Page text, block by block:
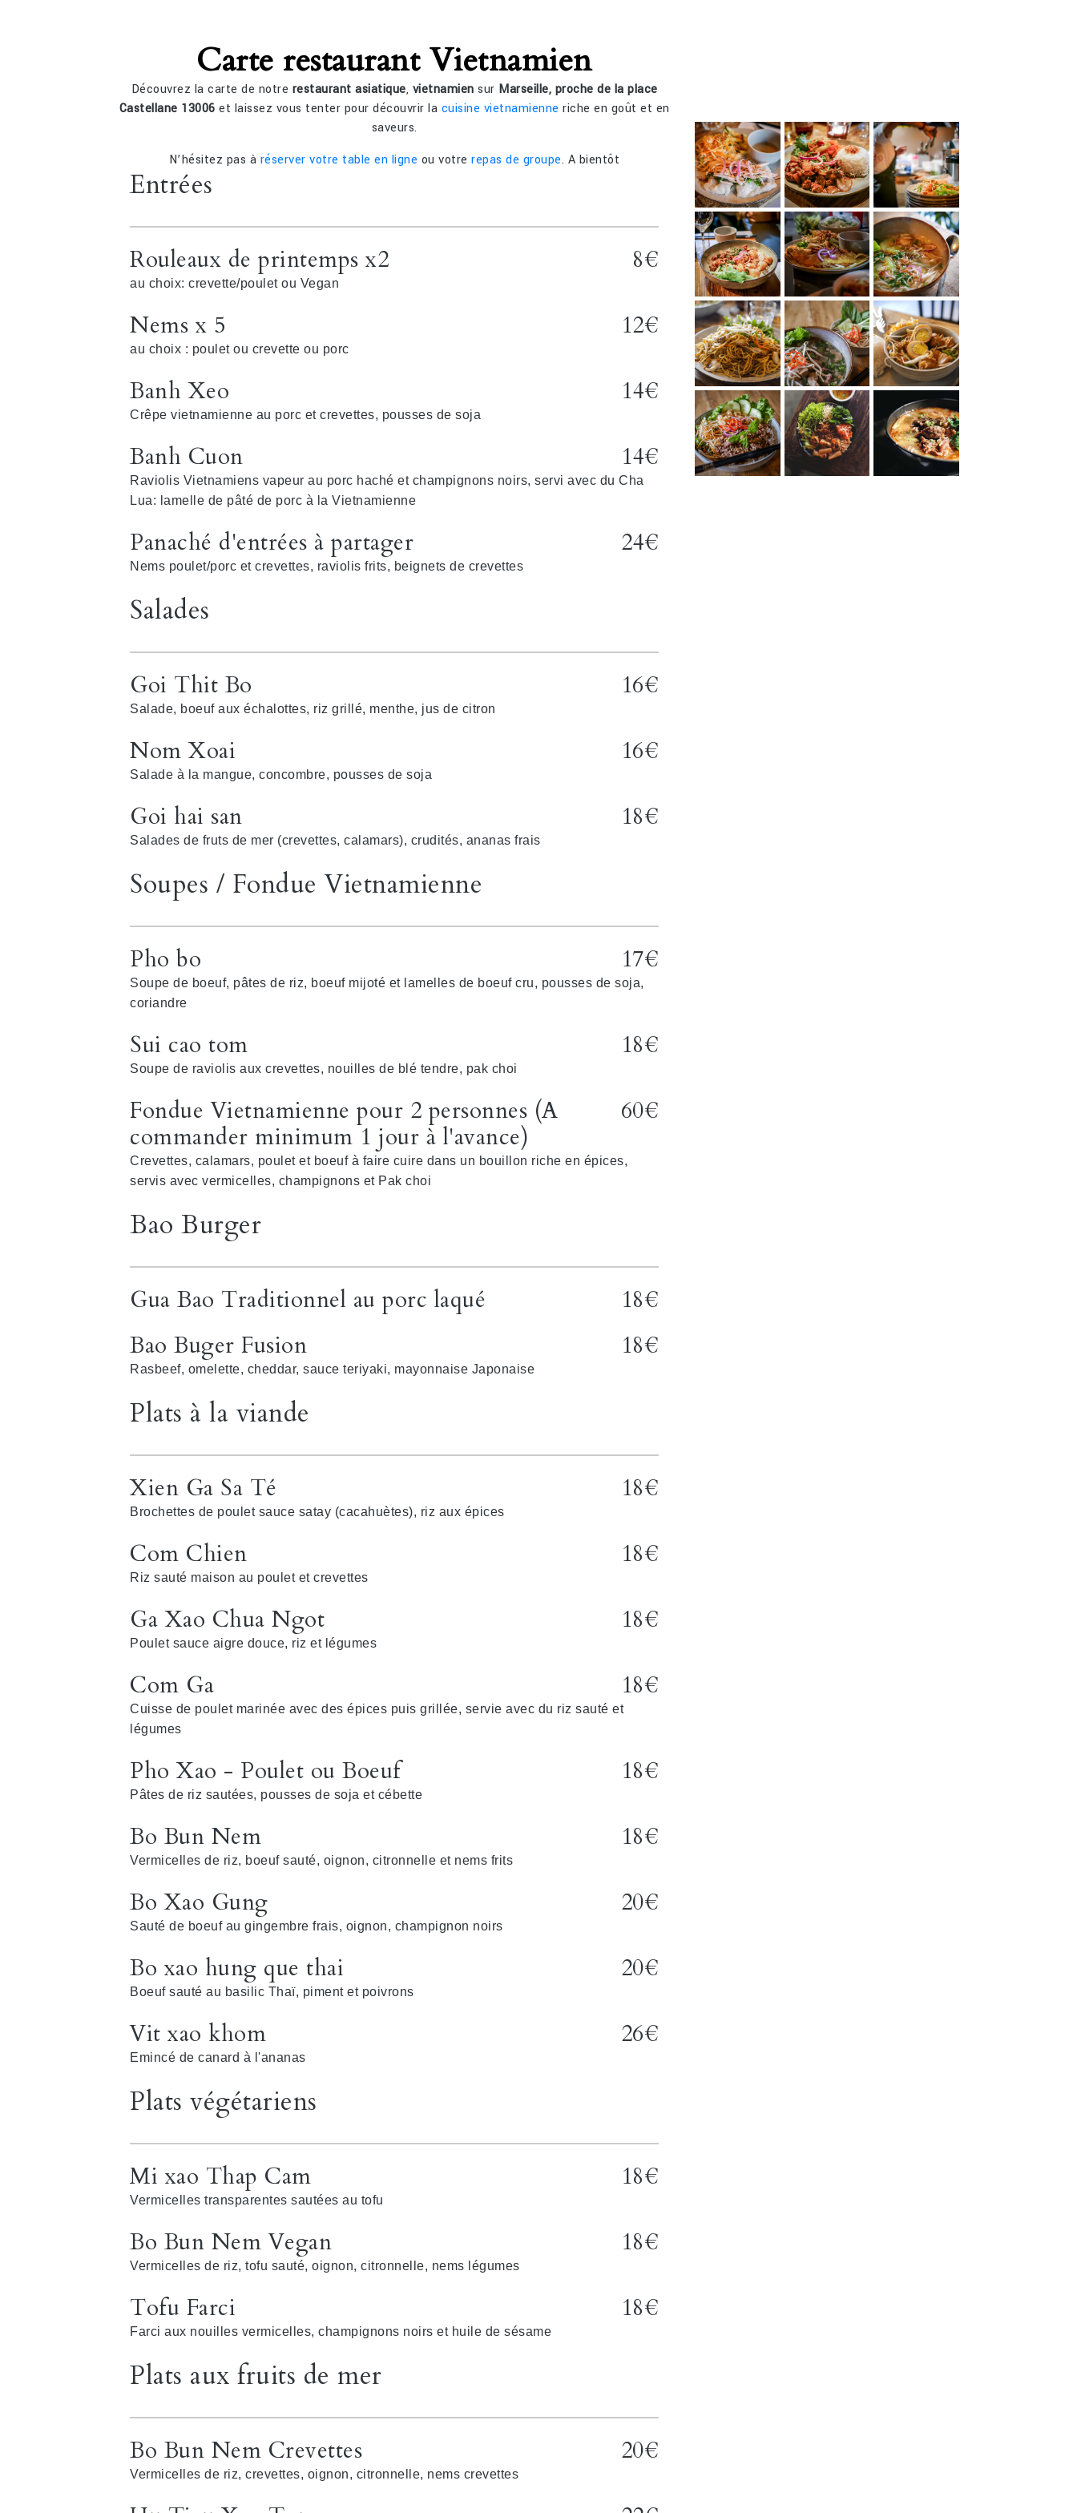
Carte restaurant Vietnamien
Découvrez la carte de notre restaurant asiatique, vietnamien sur Marseille, proche de la place
Castellane 13006 et laissez vous tenter pour découvrir la cuisine vietnamienne riche en goût et en
saveurs.
N’hésitez pas à réserver votre table en ligne ou votrerepas de groupe. A bientôt
Entrées
Rouleaux de printemps x2 8€
au choix: crevette/poulet ou Vegan
Nems x 5 12€
au choix : poulet ou crevette ou porc
Banh Xeo 14€
Crêpe vietnamienne au porc et crevettes, pousses de soja
Banh Cuon 14€
Raviolis Vietnamiens vapeur au porc haché et champignons noirs, servi avec du Cha
Lua: lamelle de pâté de porc à la Vietnamienne
Panaché d'entrées à partager 24€
Nems poulet/porc et crevettes, raviolis frits, beignets de crevettes
Salades
Goi Thit Bo 16€
Salade, boeuf aux échalottes, riz grillé, menthe, jus de citron
Nom Xoai 16€
Salade à la mangue, concombre, pousses de soja
Goi hai san 18€
Salades de fruts de mer (crevettes, calamars), crudités, ananas frais
Soupes / Fondue Vietnamienne
Pho bo 17€
Soupe de boeuf, pâtes de riz, boeuf mijoté et lamelles de boeuf cru, pousses de soja,
coriandre
Sui cao tom 18€
Soupe de raviolis aux crevettes, nouilles de blé tendre, pak choi
Fondue Vietnamienne pour 2 personnes (A
commander minimum 1 jour à l'avance)
60€
Crevettes, calamars, poulet et boeuf à faire cuire dans un bouillon riche en épices,
servis avec vermicelles, champignons et Pak choi
Bao Burger
Gua Bao Traditionnel au porc laqué
18€
Bao Buger Fusion
18€
Rasbeef, omelette, cheddar, sauce teriyaki, mayonnaise Japonaise
Plats à la viande
Xien Ga Sa Té 18€
Brochettes de poulet sauce satay (cacahuètes), riz aux épices
Com Chien 18€
Riz sauté maison au poulet et crevettes
Ga Xao Chua Ngot 18€
Poulet sauce aigre douce, riz et légumes
Com Ga 18€
Cuisse de poulet marinée avec des épices puis grillée, servie avec du riz sauté et
légumes
Pho Xao - Poulet ou Boeuf 18€
Pâtes de riz sautées, pousses de soja et cébette
Bo Bun Nem 18€
Vermicelles de riz, boeuf sauté, oignon, citronnelle et nems frits
Bo Xao Gung 20€
Sauté de boeuf au gingembre frais, oignon, champignon noirs
Bo xao hung que thai 20€
Boeuf sauté au basilic Thaï, piment et poivrons
Vit xao khom 26€
Emincé de canard à l'ananas
Plats végétariens
Mi xao Thap Cam 18€
Vermicelles transparentes sautées au tofu
Bo Bun Nem Vegan 18€
Vermicelles de riz, tofu sauté, oignon, citronnelle, nems légumes
Tofu Farci 18€
Farci aux nouilles vermicelles, champignons noirs et huile de sésame
Plats aux fruits de mer
Bo Bun Nem Crevettes 20€
Vermicelles de riz, crevettes, oignon, citronnelle, nems crevettes